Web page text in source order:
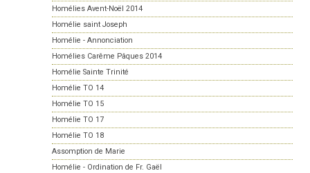
Homélies Avent-Noël 2014
Homélie saint Joseph
Homélie - Annonciation
Homélies Carême Pâques 2014
Homélie Sainte Trinité
Homélie TO 14
Homélie TO 15
Homélie TO 17
Homélie TO 18
Assomption de Marie
Homélie - Ordination de Fr. Gaël